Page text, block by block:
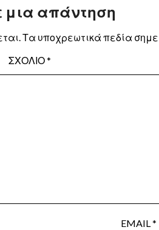
μια απάντηση
Τα υποχρεωτικά πεδία
ΣΧΌΛΙΟ*
EMAIL*